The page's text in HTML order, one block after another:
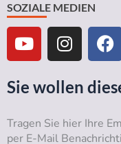
SOZIALE MEDIEN
Y
o
u
t
u
e
I
n
s
t
a
r
F
a
c
e
b
o
o
Sie wollen
Tragen Sie hier Ihre
per E-Mail